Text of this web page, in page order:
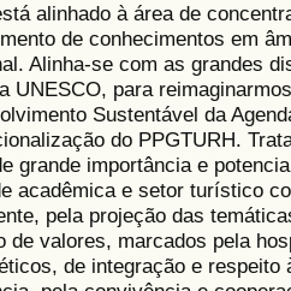
alinhado à área de
de conhecimentos em
Alinha-se com as grandes
UNESCO, para
Sustentável da
do PPGTURH.
grande importância e
acadêmica e setor turístico
pela projeção das
de valores, marcados pela
de integração e respeito